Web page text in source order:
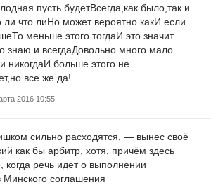
пусть будетВсегда,как было,так и
ли что лиНо может вероятно какИ если
меньше этого тогдаИ это значит
знаю и всегдаДовольно много мало
никогдаИ больше этого не
все же да!
2016 10:55
сильно расходятся, — вынес своё
как бы арбитр, хотя, причём здесь
когда речь идёт о выполнении
Минского соглашения